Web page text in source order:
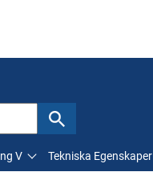
V Tekniska Egenskaper